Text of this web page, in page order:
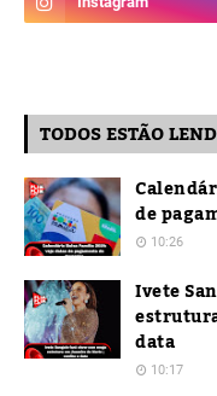
TODOS ESTÃO
de
10:26
Ivete
data
10:17